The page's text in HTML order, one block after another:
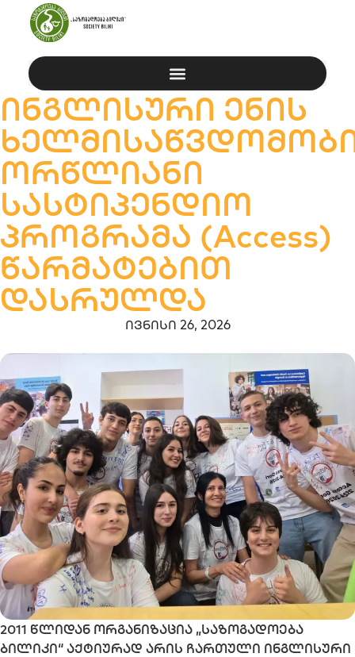
ინგლისური ენის
ორწლიანი
სასტიპენდიო
პროგრამა (Access)
წარმატებით
დასრულდა
ივნისი 26, 2026
2011 წლიდან ორგანიზაცია „საზოგადოება
ბილიკი“ აქტიურად არის ჩართული ინგლისური